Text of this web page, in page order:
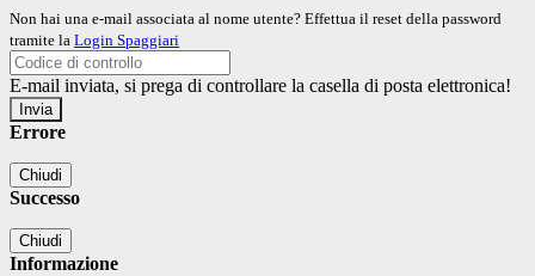
Non hai una e-mail associata al nome utente? Effettua il reset della password
tramite la Login Spaggiari
E-mail inviata, si prega di controllare la casella di posta elettronica!
Errore
Chiudi
Successo
Chiudi
Informazione